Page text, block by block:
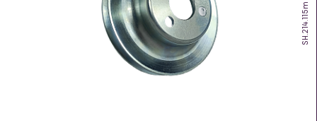
SH.214.115m